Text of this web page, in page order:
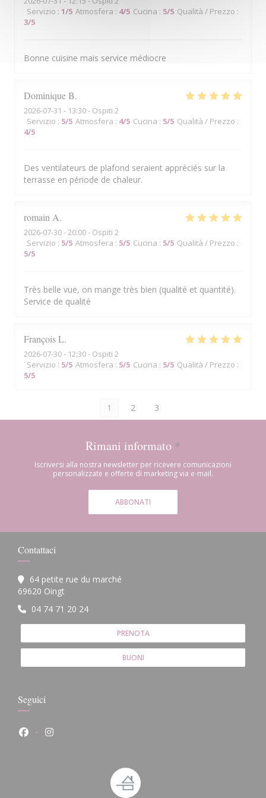
Servizio : 1/5 Atmosfera : 4/5 Cucina : 5/5 Qualità / Prezzo :
3/5
Bonne cuisine mais service médiocre
DominiqueB
2026-07-31 - 13:30 - Ospiti 2
Servizio : 5/5 Atmosfera : 4/5 Cucina : 5/5 Qualità / Prezzo :
4/5
Des ventilateurs de plafond seraient appréciés sur la
terrasse en période de chaleur.
romain A
2026-07-30- 20:00 - Ospiti 2
Servizio : 5/5 Atmosfera : 5/5 Cucina : 5/5 Qualità / Prezzo :
5/5
Très belle vue, on mange très bien (qualité et quantité).
Service de qualité
FrançoisL
2026-07-30- 12:30 - Ospiti 2
Servizio : 5/5 Atmosfera : 5/5 Cucina : 5/5 Qualità / Prezzo :
5/5
1 2 3
Rimani informato *
Iscriversi alla nostra newsletter per ricevere comunicazioni
personalizzate e offerte di marketing via e-mail.
ABBONATI
Contattaci
64 petite rue du marché
69620 Oingt
04 74 71 20 24
PRENOTA
BUONI
Seguici
Facebook ((apre una nuova finestra))
Instagram ((apre una nuova finestra))